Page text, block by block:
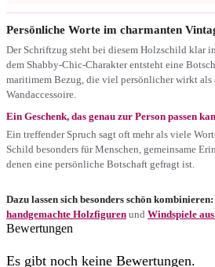
Persönliche Worte im charmanten
Der Schriftzug steht bei diesem Holzschild klar
dem Shabby-Chic-Charakter entsteht eine
maritimem Bezug, die viel persönlicher wirkt als
Wandaccessoire.
Ein Geschenk, das genau zur Person passen
Ein treffender Spruch sagt oft mehr als viele
Schild besonders für Menschen, gemeinsame
denen eine persönliche Botschaft gefragt ist.
Dazu lassen sich besonders schön kombinieren:
handgemachte Holzfiguren und Windspiele
Bewertungen
Es gibt noch keine Bewertungen.